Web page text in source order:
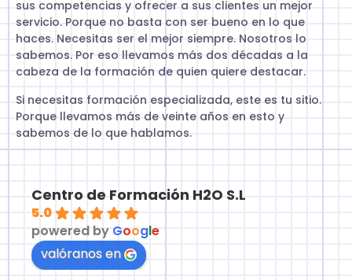
sus competencias y ofrecer a sus clientes un mejor
servicio. Porque no basta con ser bueno en lo que
haces. Necesitas ser el mejor siempre. Nosotros lo
sabemos. Por eso llevamos más dos décadas a la
cabeza de la formación de quien quiere destacar.
Si necesitas formación especializada, este es tu sitio.
Porque llevamos más de veinte años en esto y
sabemos de lo que hablamos.
Centro de Formación H2O S.L
5.0
powered by Google
valóranos en